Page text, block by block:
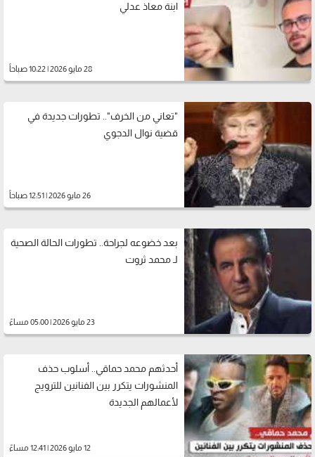
ابنة معاذ عدلي
28 مايو 2026 | 10:22 صباحاً
"تعاني من الخرف".. تطورات جديدة في
قضية نوال الدجوي
26 مايو 2026 | 12:51 صباحاً
بعد خضوعه لجراحة.. تطورات الحالة الصحية
لـ محمد ثروت
23 مايو 2026 | 05:00 مساءً
أحدثهم محمد حماقي.. أسلوب حذف
المنشورات يتكرر بين الفنانين للترويج
لأعمالهم الجديدة
12 مايو 2026 | 12:41 مساءً